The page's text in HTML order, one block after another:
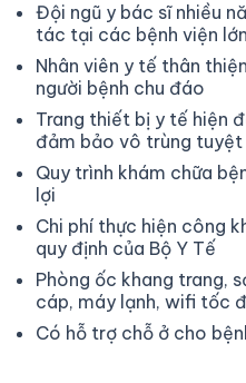
Đội ngũ y bác sĩ nhiều
tác tại các bệnh viện
Nhân viên y tế thân
người bệnh chu đáo
Trang thiết bị y tế hiện
đảm bảo vô trùng tuyệt
Quy trình khám chữa
lợi
Chi phí thực hiện công
quy định của Bộ Y Tế
Phòng ốc khang trang,
cáp, máy lạnh, wifi tốc
Có hỗ trợ chỗ ở cho